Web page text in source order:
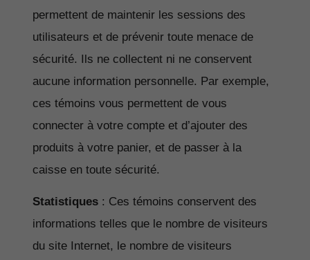
permettent de maintenir les sessions des
utilisateurs et de prévenir toute menace de
sécurité. Ils ne collectent ni ne conservent
aucune information personnelle. Par exemple,
ces témoins vous permettent de vous
connecter à votre compte et d’ajouter des
produits à votre panier, et de passer à la
caisse en toute sécurité.
Statistiques: Ces témoins conservent des
informations telles que le nombre de visiteurs
du site Internet, le nombre de visiteurs